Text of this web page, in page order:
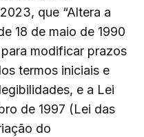
que “Altera a
18 de maio de 1990
modificar prazos
termos iniciais e
e a Lei
de 1997 (Lei das
do